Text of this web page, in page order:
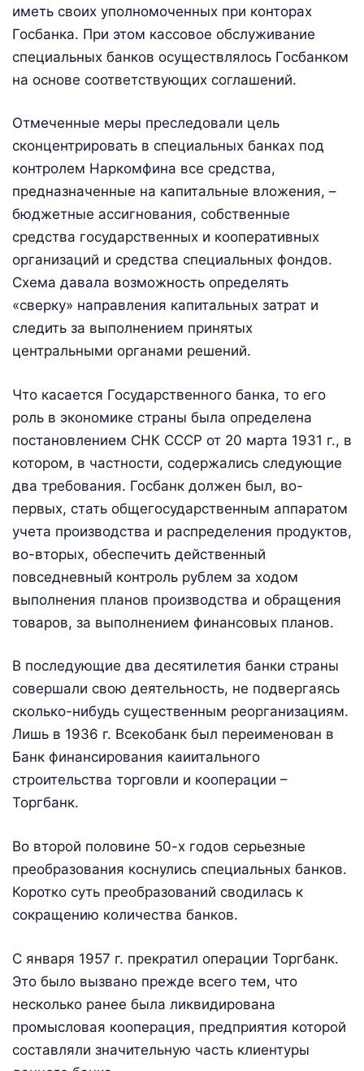
иметь своих уполномоченных при конторах
Госбанка. При этом кассовое обслуживание
специальных банков осуществлялось Госбанком
на основе соответствующих соглашений.
Отмеченные меры преследовали цель
сконцентрировать в специальных банках под
контролем Наркомфина все средства,
предназначенные на капитальные вложения, –
бюджетные ассигнования, собственные
средства государственных и кооперативных
организаций и средства специальных фондов.
Схема давала возможность определять
«сверку» направления капитальных затрат и
следить за выполнением принятых
центральными органами решений.
Что касается Государственного банка, то его
роль в экономике страны была определена
постановлением СНК СССР от 20 марта 1931 г., в
котором, в частности, содержались следующие
два требования. Госбанк должен был, во-
первых, стать общегосударственным аппаратом
учета производства и распределения продуктов,
во-вторых, обеспечить действенный
повседневный контроль рублем за ходом
выполнения планов производства и обращения
товаров, за выполнением финансовых планов.
В последующие два десятилетия банки страны
совершали свою деятельность, не подвергаясь
сколько-нибудь существенным реорганизациям.
Лишь в 1936 г. Всекобанк был переименован в
Банк финансирования каиитального
строительства торговли и кооперации –
Торгбанк.
Во второй половине 50-х годов серьезные
преобразования коснулись специальных банков.
Коротко суть преобразований сводилась к
сокращению количества банков.
С января 1957 г. прекратил операции Торгбанк.
Это было вызвано прежде всего тем, что
несколько ранее была ликвидирована
промысловая кооперация, предприятия которой
составляли значительную часть клиентуры